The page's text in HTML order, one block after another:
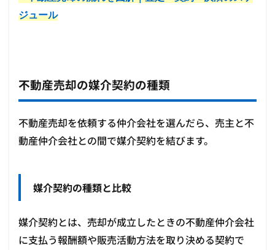
ジュール
不動産売却の媒介契約の種類
不動産売却を依頼する仲介会社を選んだら、売主と不
動産仲介会社との間で媒介契約を結びます。
媒介契約の種類と比較
媒介契約とは、売却が成立したときの不動産仲介会社
に支払う報酬額や販売活動方法を取り決める契約で